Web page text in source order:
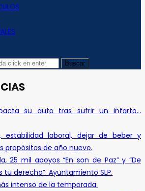
su auto tras sufrir un infarto…
estabilidad laboral, dejar de beber y
propósitos de año nuevo.
25 mil apoyos “En son de Paz” y “De
tu derecho”: Ayuntamiento SLP.
intenso de la temporada.